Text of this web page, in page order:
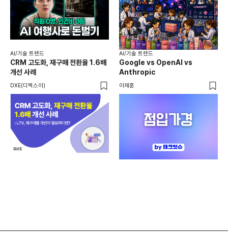
AI/기술 트렌드
CRM 고도화, 재구매 전환율 1.6배
개선 사례
DXE(디엑스이)
AI/기술 트렌드
Google vs OpenAI vs
Anthropic
이재훈